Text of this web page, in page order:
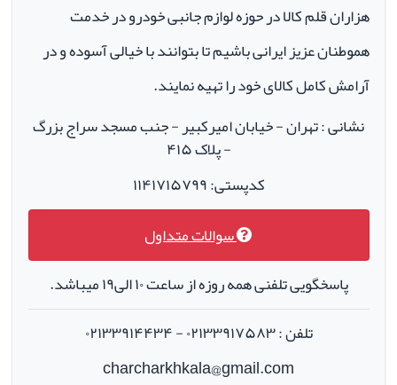
هزاران قلم کالا در حوزه لوازم جانبی خودرو در خدمت
هموطنان عزیز ایرانی باشیم تا بتوانند با خیالی آسوده و در
آرامش کامل کالای خود را تهیه نمایند.
نشانی : تهران - خیابان امیرکبیر - جنب مسجد سراج بزرگ
- پلاک ۴۱۵
کدپستی: ۱۱۴۱۷۱۵۷۹۹
سوالات متداول
پاسخگویی تلفنی همه روزه از ساعت ۱۰ الی۱۹ میباشد.
تلفن : ۰۲۱۳۳۹۱۷۵۸۳ - ۰۲۱۳۳۹۱۴۴۳۴
charcharkhkala@gmail.com